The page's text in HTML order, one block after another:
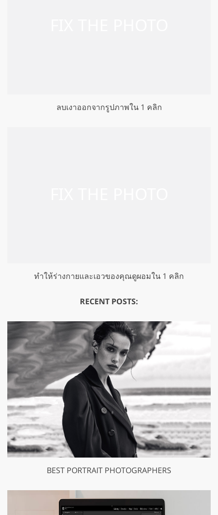
ลบเงาออกจากรูปภาพใน 1 คลิก
ทำให้ร่างกายและเอวของคุณดูผอมใน 1 คลิก
RECENT POSTS:
BEST PORTRAIT PHOTOGRAPHERS